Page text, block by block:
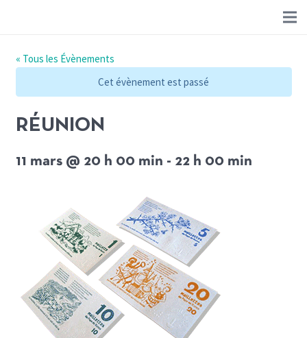
« Tous les Évènements
Cet évènement est passé
RÉUNION
11 mars @ 20 h 00 min - 22 h 00 min